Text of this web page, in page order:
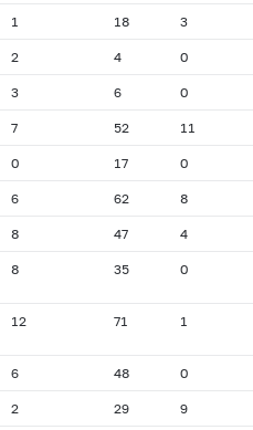
1 18 3
2 4 0
3 6 0
7 52 11
0 17 0
6 62 8
8 47 4
8 35 0
12 71 1
6 48 0
2 29 9